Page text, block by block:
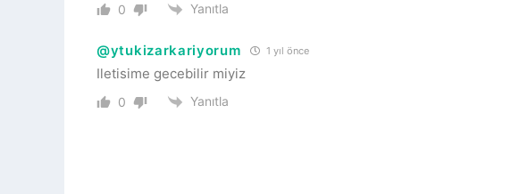
0 Yanıtla
@ytukizarkariyorum 1 yıl önce
Iletisime gecebilir miyiz
0 Yanıtla